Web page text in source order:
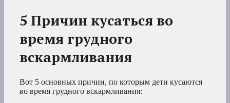
5 Причин кусаться во
время грудного
вскармливания
Вот 5 основных причин, по которым дети кусаются
во время грудного вскармливания: